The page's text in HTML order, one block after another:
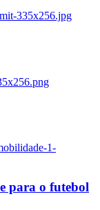
335x256.jpg
1-
para o futebol